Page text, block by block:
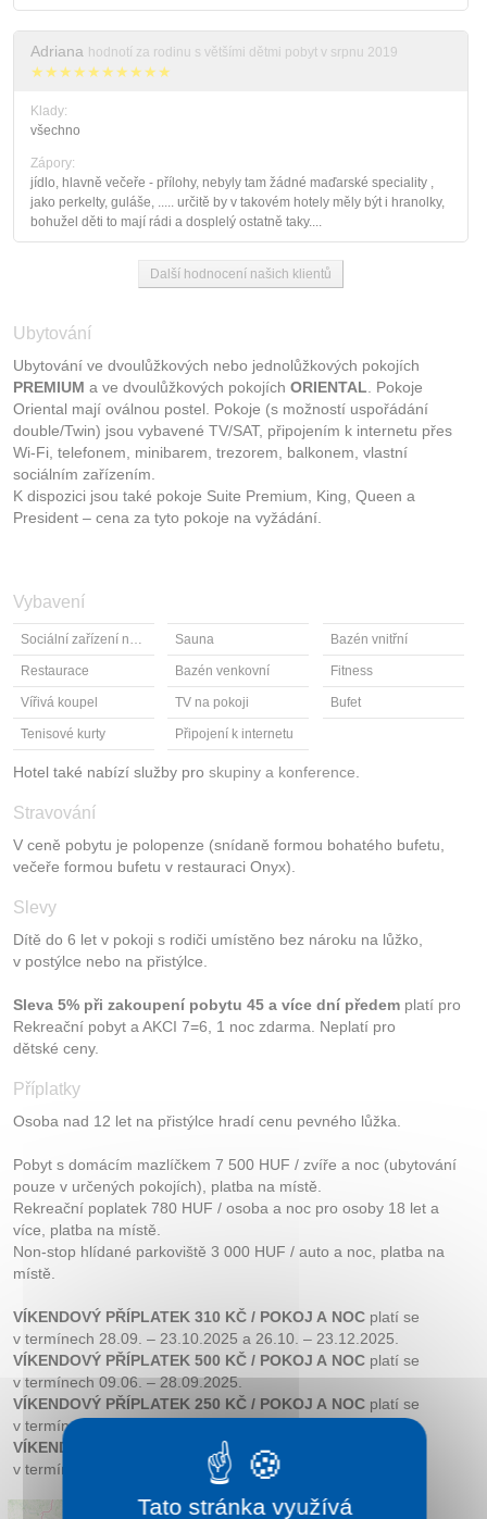
Adriana hodnotí za rodinu s většími dětmi pobyt v srpnu 2019
★★★★★★★★★★
Klady:
všechno
Zápory:
jídlo, hlavně večeře - přílohy, nebyly tam žádné maďarské speciality ,
jako perkelty, guláše, ..... určitě by v takovém hotely měly být i hranolky,
bohužel děti to mají rádi a dosplelý ostatně taky....
Další hodnocení našich klientů
Ubytování
Ubytování ve dvoulůžkových nebo jednolůžkových pokojích
PREMIUM a ve dvoulůžkových pokojích ORIENTAL. Pokoje
Oriental mají oválnou postel. Pokoje (s možností uspořádání
double/Twin) jsou vybavené TV/SAT, připojením k internetu přes
Wi-Fi, telefonem, minibarem, trezorem, balkonem, vlastní
sociálním zařízením.
K dispozici jsou také pokoje Suite Premium, King, Queen a
President – cena za tyto pokoje na vyžádání.
Vybavení
Sociální zařízení na pokoji Sauna Bazén vnitřní
Restaurace Bazén venkovní Fitness
Vířivá koupel TV na pokoji Bufet
Tenisové kurty Připojení k internetu
Hotel také nabízí služby pro skupiny a konference.
Stravování
V ceně pobytu je polopenze (snídaně formou bohatého bufetu,
večeře formou bufetu v restauraci Onyx).
Slevy
Dítě do 6 let v pokoji s rodiči umístěno bez nároku na lůžko,
v postýlce nebo na přistýlce.
Sleva 5% při zakoupení pobytu 45 a více dní předem platí pro
Rekreační pobyt a AKCI 7=6, 1 noc zdarma. Neplatí pro
dětské ceny.
Příplatky
Osoba nad 12 let na přistýlce hradí cenu pevného lůžka.
Pobyt s domácím mazlíčkem 7 500 HUF / zvíře a noc (ubytování
pouze v určených pokojích), platba na místě.
Rekreační poplatek 780 HUF / osoba a noc pro osoby 18 let a
více, platba na místě.
Non-stop hlídané parkoviště 3 000 HUF / auto a noc, platba na
místě.
VÍKENDOVÝ PŘÍPLATEK 310 KČ / POKOJ A NOC platí se
v termínech 28.09. – 23.10.2025 a 26.10. – 23.12.2025.
VÍKENDOVÝ PŘÍPLATEK 500 KČ / POKOJ A NOC platí se
v termínech 09.06. – 28.09.2025.
VÍKENDOVÝ PŘÍPLATEK 250 KČ / POKOJ A NOC platí se
v termínech 04.01. – 03.05.2026 a 02.10. – 24.12.2026
VÍKENDOVÝ PŘÍPLATEK 440 KČ / POKOJ A NOC
v termínech 03.05. – 02.10.2026
Tato stránka využívá